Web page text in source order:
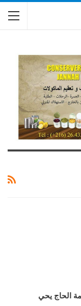
الحاج يحي